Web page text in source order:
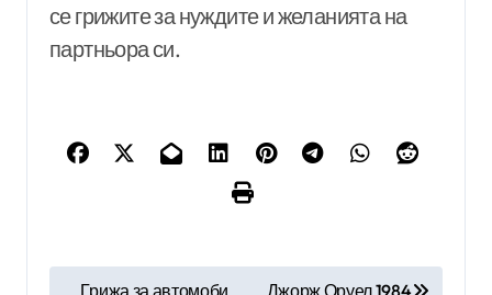
се грижите за нуждите и желанията на
партньора си.
Грижа за автомоби Джорж Оруел 1984